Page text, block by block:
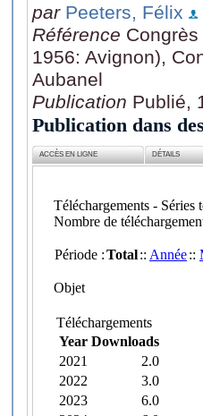
par Peeters, Félix
Référence
1956: Avignon),
Aubanel
Publication Publié,
Publication dans
ACCÈS EN LIGNE DÉTAILS